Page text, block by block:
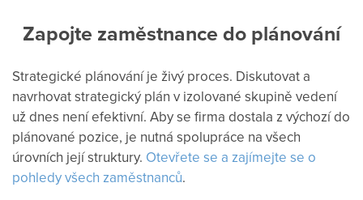
Zapojte zaměstnance do plánování
Strategické plánování je živý proces. Diskutovat a
navrhovat strategický plán v izolované skupině vedení
už dnes není efektivní. Aby se firma dostala z výchozí do
plánované pozice, je nutná spolupráce na všech
úrovních její struktury. Otevřete se a zajímejte se o
pohledy všech zaměstnanců.